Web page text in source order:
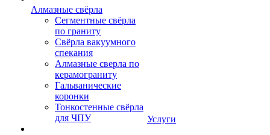
Алмазные свёрла
Сегментные свёрла
по граниту
Свёрла вакуумного
спекания
Алмазные сверла по
керамограниту
Гальванические
коронки
Тонкостенные свёрла
для ЧПУ
Услуги